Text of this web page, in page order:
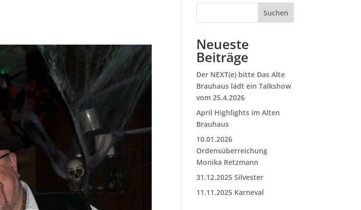
Suchen
Neueste
Beiträge
Der NEXT(e) bitte Das Alte
Brauhaus lädt ein Talkshow
vom 25.4.2026
April Highlights im Alten
Brauhaus
10.01.2026
Ordensüberreichung
Monika Retzmann
31.12.2025 Silvester
11.11.2025 Karneval